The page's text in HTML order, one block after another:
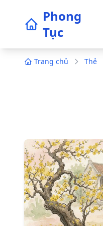
Phong
Tục
Trang chủ Thẻ